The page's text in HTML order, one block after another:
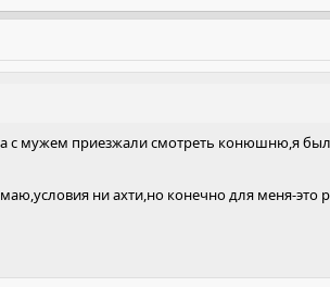
с мужем приезжали смотреть конюшню,я
ни ахти,но конечно для меня-